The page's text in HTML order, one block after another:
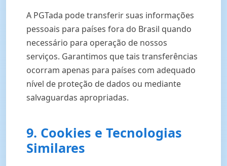
A PGTada pode transferir suas informações
pessoais para países fora do Brasil quando
necessário para operação de nossos
serviços. Garantimos que tais transferências
ocorram apenas para países com adequado
nível de proteção de dados ou mediante
salvaguardas apropriadas.
9. Cookies e Tecnologias
Similares